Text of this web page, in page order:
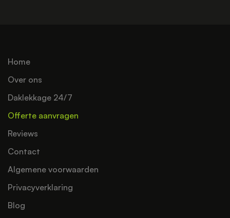
Home
Over ons
Daklekkage 24/7
Offerte aanvragen
Reviews
Contact
Algemene voorwaarden
Privacyverklaring
Blog